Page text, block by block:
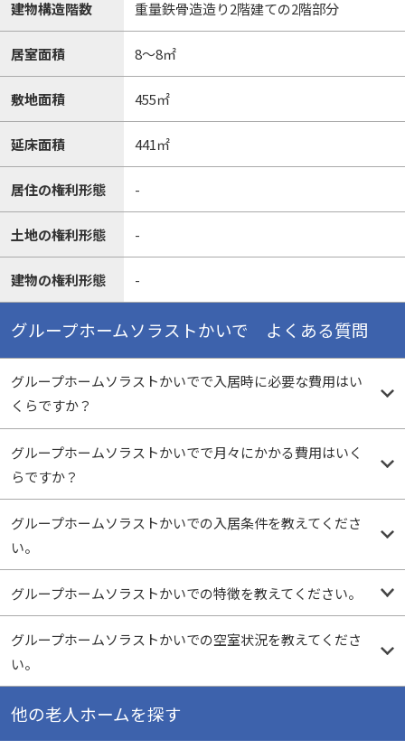
建物構造階数 重量鉄骨造造り2階建ての2階部分
居室面積 8～8㎡
敷地面積 455㎡
延床面積 441㎡
居住の権利形態 -
土地の権利形態 -
建物の権利形態 -
グループホームソラストかいで よくある質問
グループホームソラストかいでで入居時に必要な費用はい
くらですか？
グループホームソラストかいでで月々にかかる費用はいく
らですか？
グループホームソラストかいでの入居条件を教えてくださ
い。
グループホームソラストかいでの特徴を教えてください。
グループホームソラストかいでの空室状況を教えてくださ
い。
他の老人ホームを探す